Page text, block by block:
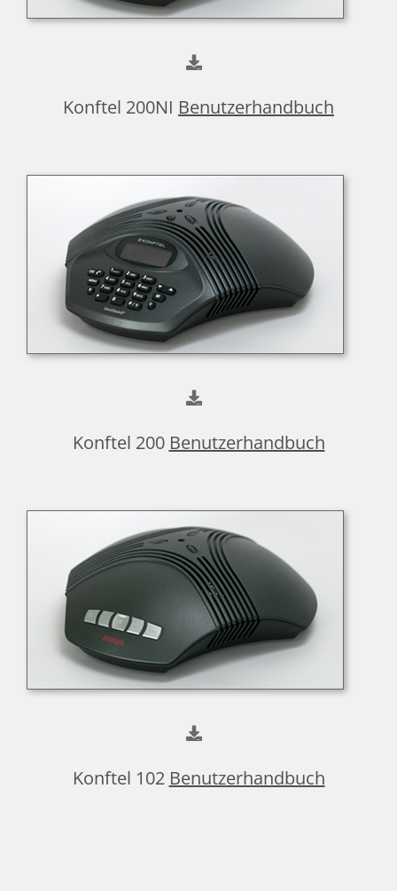
Konftel 200NI Benutzerhandbuch
Konftel 200 Benutzerhandbuch
Konftel 102 Benutzerhandbuch